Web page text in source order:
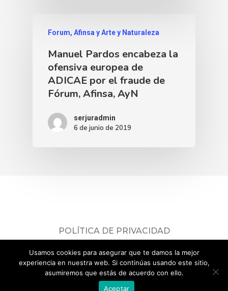
Forum, Afinsa y Arte y Naturaleza
Manuel Pardos encabeza la
ofensiva europea de
ADICAE por el fraude de
Fórum, Afinsa, AyN
serjuradmin
6 de junio de 2019
POLÍTICA DE PRIVACIDAD
Consulta nuestrapolítica de privacidad.
© 2026 ADICAE Servicios Jurídicos.
Usamos cookies para asegurar que te damos la mejor
experiencia en nuestra web. Si continúas usando este sitio,
asumiremos que estás de acuerdo con ello.
Aceptar